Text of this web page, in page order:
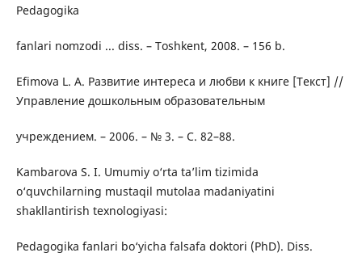
Pedagogika
fanlari nomzodi ... diss. – Toshkent, 2008. – 156 b.
Efimova L. A. Развитие интереса и любви к книге [Текст] //
Управление дошкольным образовательным
учреждением. – 2006. – № 3. – С. 82–88.
Kambarova S. I. Umumiy o‘rta ta’lim tizimida
o‘quvchilarning mustaqil mutolaa madaniyatini
shakllantirish texnologiyasi:
Pedagogika fanlari bo‘yicha falsafa doktori (PhD). Diss.